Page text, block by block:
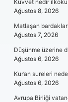
Kuvvet nedir ilkokul
Ağustos 8, 2026
Matlaşan bardaklar
Ağustos 7, 2026
Düşünme üzerine
Ağustos 6, 2026
Kur’an sureleri
Ağustos 6, 2026
Avrupa Birliği